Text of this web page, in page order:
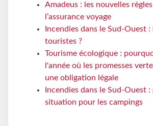
Amadeus : les nouvelles
l’assurance voyage
Incendies dans le Sud-Ouest
touristes ?
Tourisme écologique :
l'année où les promesses
une obligation légale
Incendies dans le Sud-Ouest
situation pour les campings